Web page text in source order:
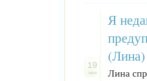
19
июн
Я
(Лина)
Лина